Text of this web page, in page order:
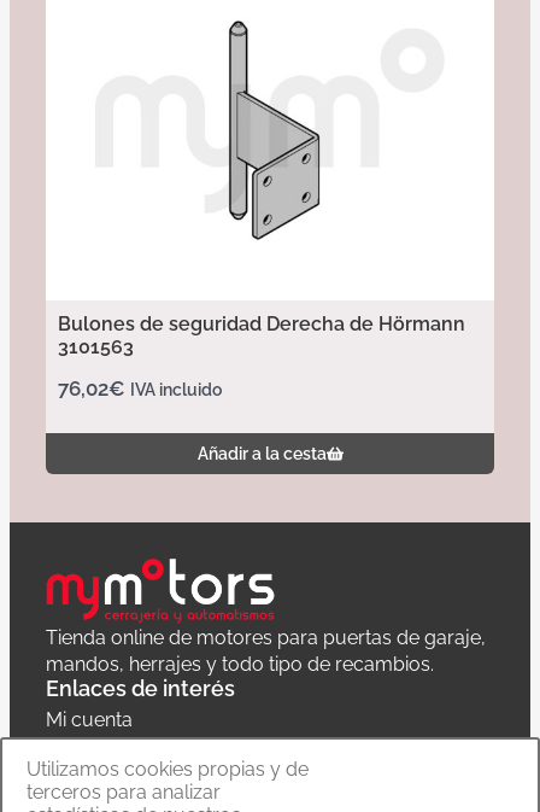
Bulones de seguridad Derecha de Hörmann
3101563
76,02€ IVA incluido
Añadir a la cesta
Tienda online de motores para puertas de garaje,
mandos, herrajes y todo tipo de recambios.
Enlaces de interés
Mi cuenta
Política de privacidad
Carrito
Utilizamos cookies propias y de
terceros para analizar